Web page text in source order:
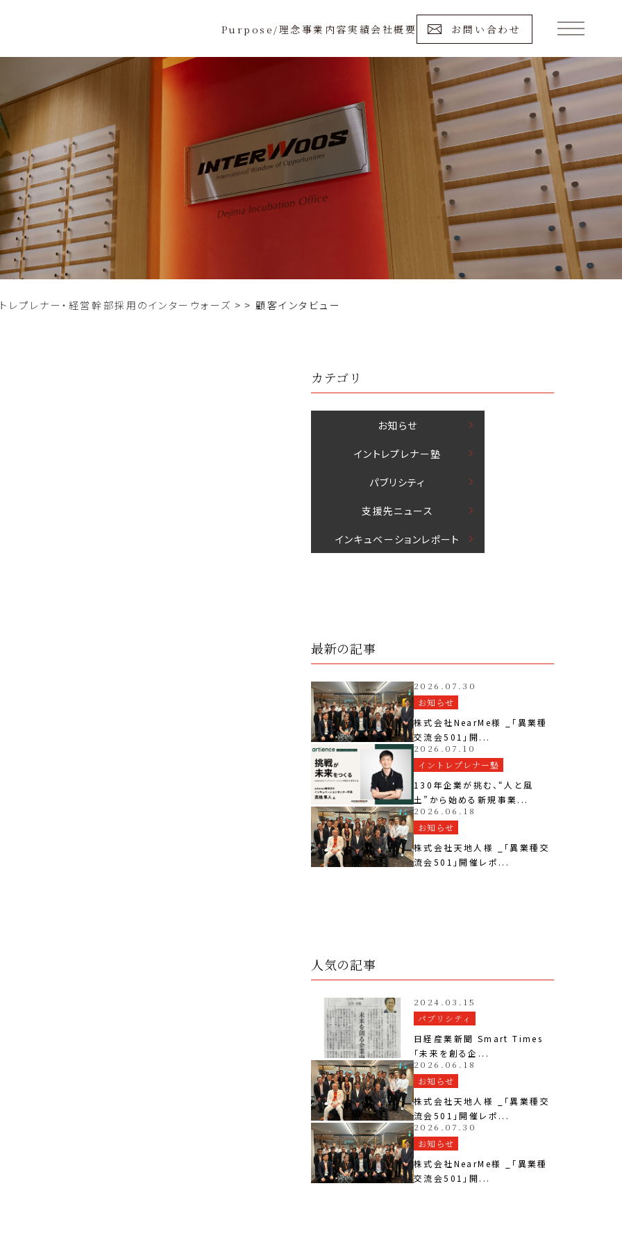
Purpose/理念事業内容実績会社概要 お問い合わせ
レプレナー・経営幹部採用のインターウォーズ > 顧客インタビュー
カテゴリ
お知らせ
イントレプレナー塾
パブリシティ
⽀援先ニュース
インキュベーションレポート
最新の記事
2026.07.30
お知らせ
株式会社NearMe様 _「異業種
交流会501」開...
2026.07.10
イントレプレナー塾
130年企業が挑む、“人と風
土”から始める新規事業...
2026.06.18
お知らせ
株式会社天地人様 _「異業種交
流会501」開催レポ...
人気の記事
2024.03.15
パブリシティ
日経産業新聞 Smart Times
「未来を創る企...
2026.06.18
お知らせ
株式会社天地人様 _「異業種交
流会501」開催レポ...
2026.07.30
お知らせ
株式会社NearMe様 _「異業種
交流会501」開...